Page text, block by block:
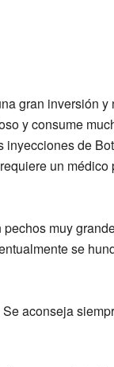
gran inversión y
y consume
inyecciones de
un médico
muy
se
aconseja